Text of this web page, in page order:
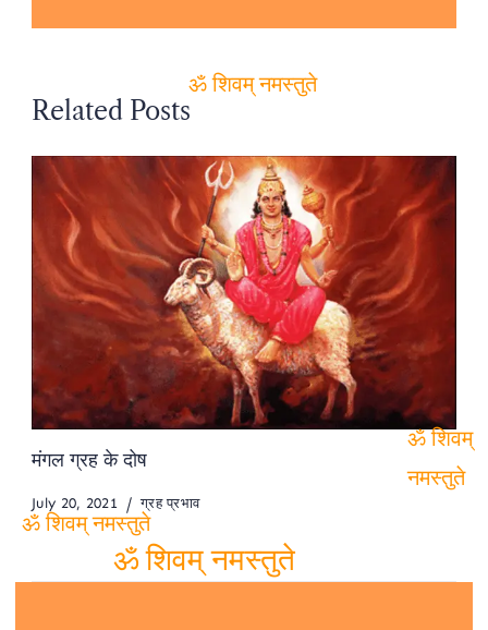
Related Posts
मंगल ग्रह के दोष
July 20, 2021 ग्रह प्रभाव
ॐ शिवम्
ॐ शिवम् नमस्तुते
ॐ शिवम् नमस्तुते